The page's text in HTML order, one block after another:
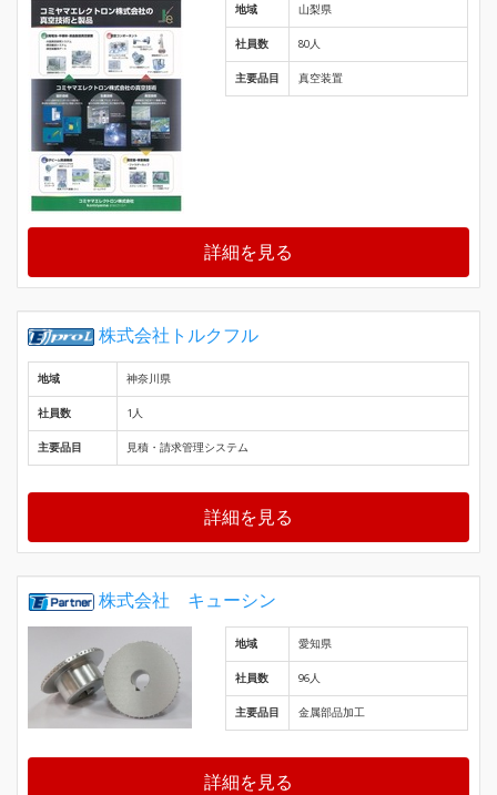
地域 山梨県
社員数 80人
主要品目 真空装置
詳細を見る
株式会社トルクフル
地域 神奈川県
社員数 1人
主要品目 見積・請求管理システム
詳細を見る
株式会社 キューシン
地域 愛知県
社員数 96人
主要品目 金属部品加工
詳細を見る